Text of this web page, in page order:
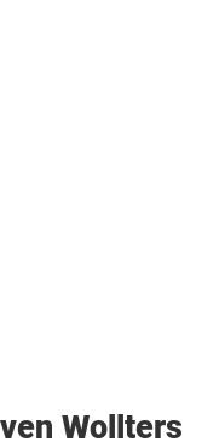
Wollters